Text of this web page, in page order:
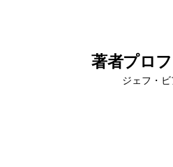
著者プロ
ジェフ・